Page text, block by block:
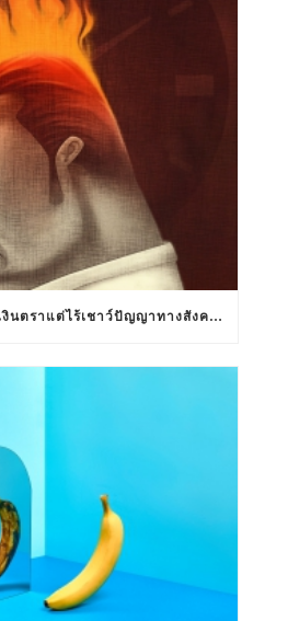
สูงด้วยการศึกษาและเงินตราแต่ไร้เชาว์ปัญญาทางสังคมสัมพันธ์